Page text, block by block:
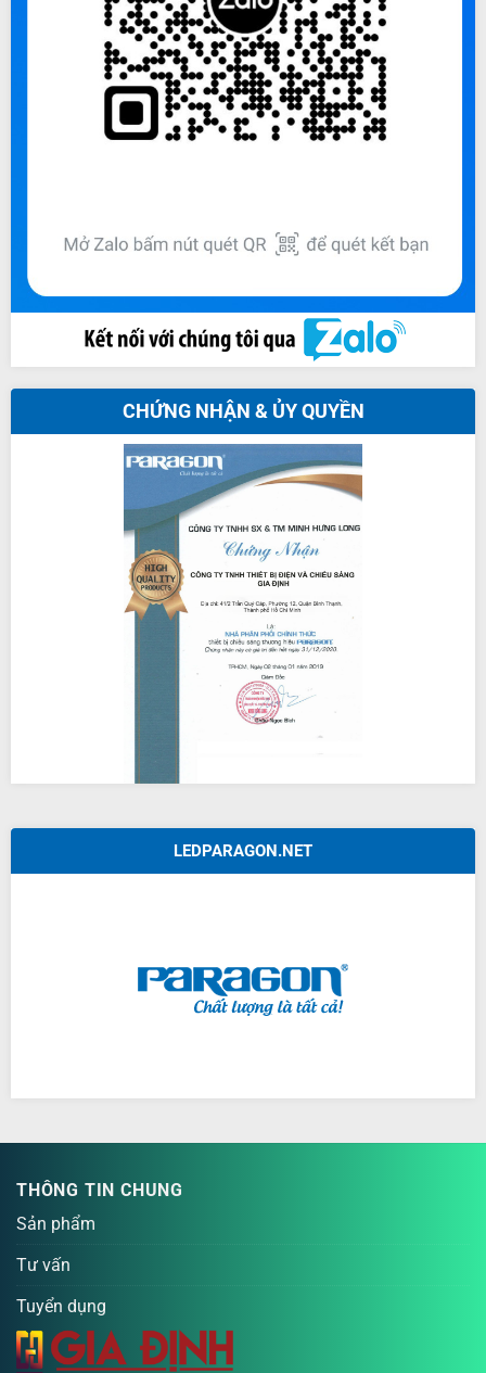
CHỨNG NHẬN & ỦY QUYỀN
LEDPARAGON.NET
THÔNG TIN CHUNG
Sản phẩm
Tư vấn
Tuyển dụng